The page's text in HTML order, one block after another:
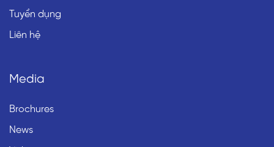
Tuyển dụng
Liên hệ
Media
Brochures
News